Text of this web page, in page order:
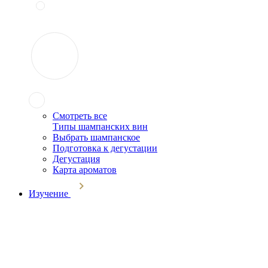
Смотреть все
Типы шампанских вин
Выбрать шампанское
Подготовка к дегустации
Дегустация
Карта ароматов
Изучение